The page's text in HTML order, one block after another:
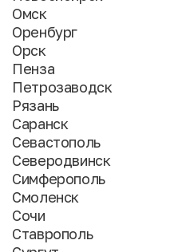
Омск
Оренбург
Орск
Пенза
Петрозаводск
Рязань
Саранск
Севастополь
Северодвинск
Симферополь
Смоленск
Сочи
Ставрополь